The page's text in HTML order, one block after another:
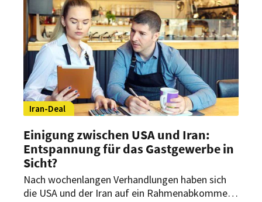
Iran-Deal
Einigung zwischen USA und Iran:
Entspannung für das Gastgewerbe in
Sicht?
Nach wochenlangen Verhandlungen haben sich
die USA und der Iran auf ein Rahmenabkommen